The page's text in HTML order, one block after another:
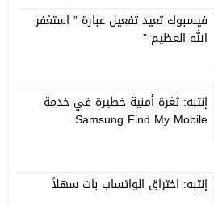
فيسبوك تعيد تفعيل عبارة ” استغفر
الله العظيم ”
إنتبه: ثغرة أمنية خطيرة في خدمة
Samsung Find My Mobile
إنتبه: اختراق الواتساب بات سهلاً